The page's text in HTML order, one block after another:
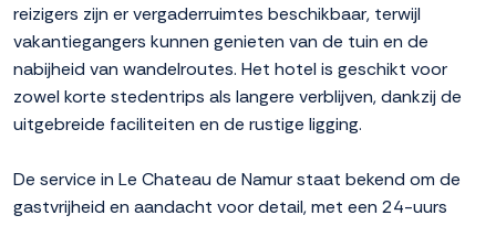
reizigers zijn er vergaderruimtes beschikbaar, terwijl
vakantiegangers kunnen genieten van de tuin en de
nabijheid van wandelroutes. Het hotel is geschikt voor
zowel korte stedentrips als langere verblijven, dankzij de
uitgebreide faciliteiten en de rustige ligging.
De service in Le Chateau de Namur staat bekend om de
gastvrijheid en aandacht voor detail, met een 24-uurs